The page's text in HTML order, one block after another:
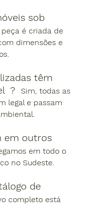
sob
peça é criada de
dimensões e
têm
?
Sim, todas as
legal e passam
em outros
em todo o
no Sudeste.
de
completo está